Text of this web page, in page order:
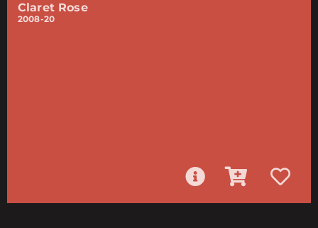
Claret Rose
2008-20